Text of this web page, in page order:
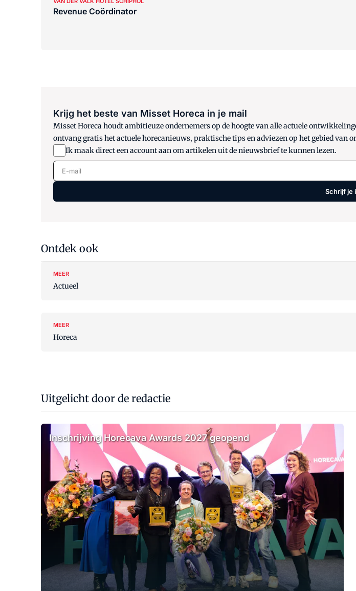
Revenue Coördinator
Krijg het beste van Misset Horeca in je mail
Misset Horeca houdt ambitieuze ondernemers op de hoogte van alle actuele
ontvang gratis het actuele horecanieuws, praktische tips en adviezen op het gebied van
Ik maak direct een account aan om artikelen uit de nieuwsbrief te kunnen lezen.
E-mail
Schrijf je
Ontdek ook
MEER
Actueel
MEER
Horeca
Uitgelicht door de redactie
Inschrijving Horecava Awards 2027 geopend